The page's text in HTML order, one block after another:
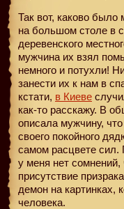
Так вот, каково было
на большом столе в
деревенского
мужчина их взял
немного и потухли!
занести их к нам в
кстати, в Киеве
как-то расскажу. В
описала мужчину,
своего покойного
самом расцвете сил.
у меня нет сомнений,
присутствие
демон на картинках,
человека.